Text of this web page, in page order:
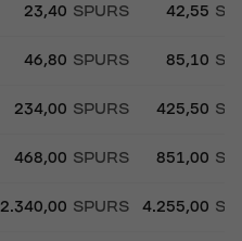
23,40 SPURS 42,55
46,80 SPURS 85,10
234,00 SPURS 425,50
468,00 SPURS 851,00
2.340,00 SPURS 4.255,00